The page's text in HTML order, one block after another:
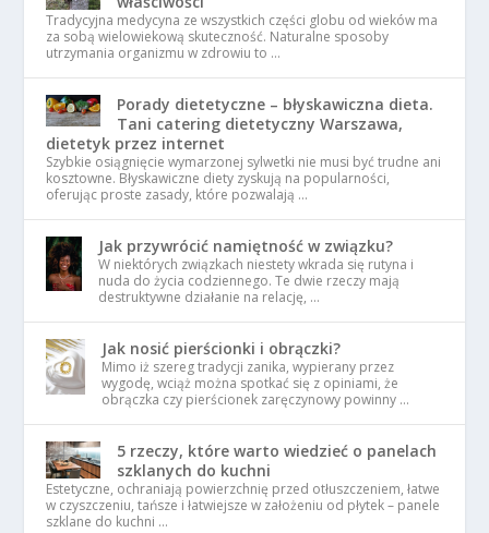
Tradycyjna medycyna ze wszystkich części globu od wieków ma
za sobą wielowiekową skuteczność. Naturalne sposoby
utrzymania organizmu w zdrowiu to …
Porady dietetyczne – błyskawiczna dieta.
Tani catering dietetyczny Warszawa,
dietetyk przez internet
Szybkie osiągnięcie wymarzonej sylwetki nie musi być trudne ani
kosztowne. Błyskawiczne diety zyskują na popularności,
oferując proste zasady, które pozwalają …
Jak przywrócić namiętność w związku?
W niektórych związkach niestety wkrada się rutyna i
nuda do życia codziennego. Te dwie rzeczy mają
destruktywne działanie na relację, …
Jak nosić pierścionki i obrączki?
Mimo iż szereg tradycji zanika, wypierany przez
wygodę, wciąż można spotkać się z opiniami, że
obrączka czy pierścionek zaręczynowy powinny …
5 rzeczy, które warto wiedzieć o panelach
szklanych do kuchni
Estetyczne, ochraniają powierzchnię przed otłuszczeniem, łatwe
w czyszczeniu, tańsze i łatwiejsze w założeniu od płytek – panele
szklane do kuchni …